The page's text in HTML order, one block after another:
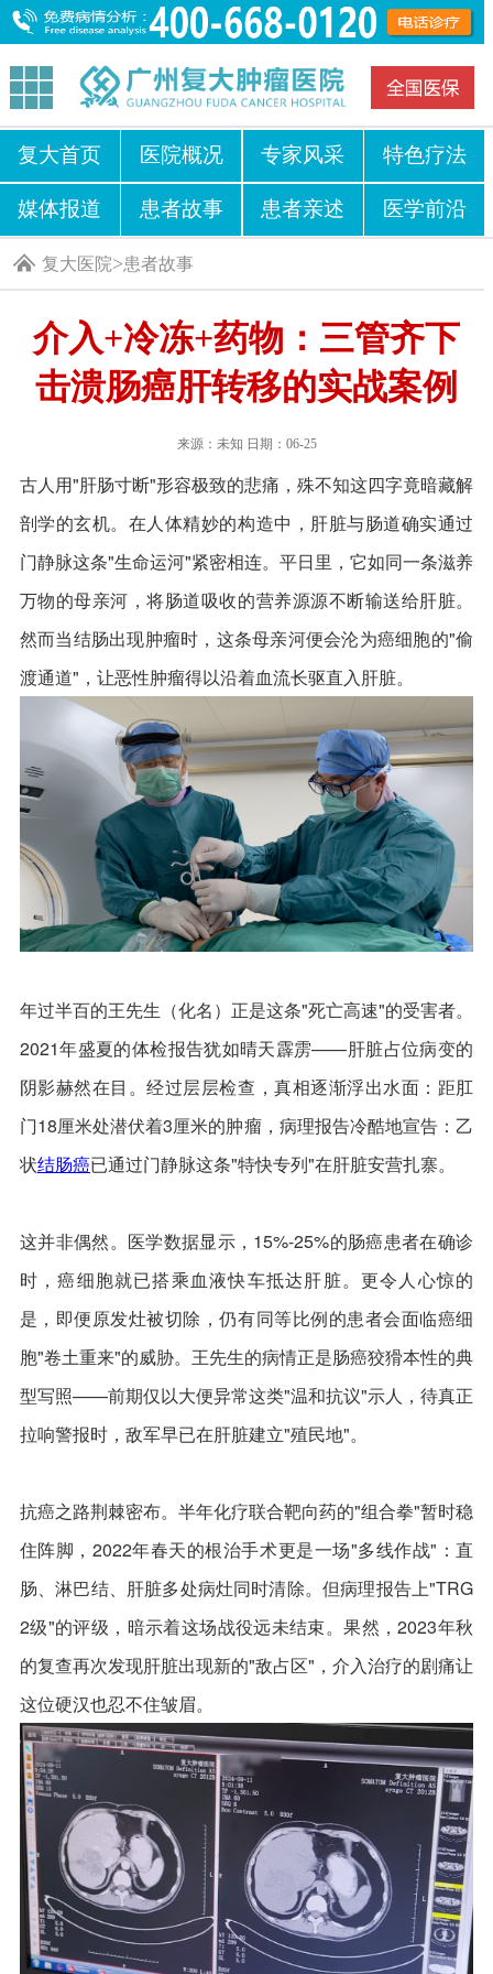
复大首页 医院概况 专家风采 特色疗法
媒体报道 患者故事 患者亲述 医学前沿
复大医院>患者故事
介入+冷冻+药物：三管齐下
击溃肠癌肝转移的实战案例
来源：未知 日期：06-25
古人用"肝肠寸断"形容极致的悲痛，殊不知这四字竟暗藏解
剖学的玄机。在人体精妙的构造中，肝脏与肠道确实通过
门静脉这条"生命运河"紧密相连。平日里，它如同一条滋养
万物的母亲河，将肠道吸收的营养源源不断输送给肝脏。
然而当结肠出现肿瘤时，这条母亲河便会沦为癌细胞的"偷
渡通道"，让恶性肿瘤得以沿着血流长驱直入肝脏。
年过半百的王先生（化名）正是这条"死亡高速"的受害者。
2021年盛夏的体检报告犹如晴天霹雳——肝脏占位病变的
阴影赫然在目。经过层层检查，真相逐渐浮出水面：距肛
门18厘米处潜伏着3厘米的肿瘤，病理报告冷酷地宣告：乙
状结肠癌已通过门静脉这条"特快专列"在肝脏安营扎寨。
这并非偶然。医学数据显示，15%-25%的肠癌患者在确诊
时，癌细胞就已搭乘血液快车抵达肝脏。更令人心惊的
是，即便原发灶被切除，仍有同等比例的患者会面临癌细
胞"卷土重来"的威胁。王先生的病情正是肠癌狡猾本性的典
型写照——前期仅以大便异常这类"温和抗议"示人，待真正
拉响警报时，敌军早已在肝脏建立"殖民地"。
抗癌之路荆棘密布。半年化疗联合靶向药的"组合拳"暂时稳
住阵脚，2022年春天的根治手术更是一场"多线作战"：直
肠、淋巴结、肝脏多处病灶同时清除。但病理报告上"TRG
2级"的评级，暗示着这场战役远未结束。果然，2023年秋
的复查再次发现肝脏出现新的"敌占区"，介入治疗的剧痛让
这位硬汉也忍不住皱眉。